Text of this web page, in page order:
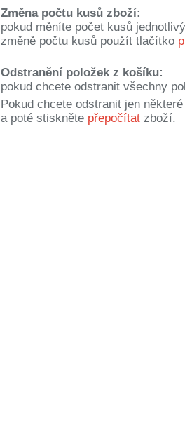
Změna počtu kusů zboží:
pokud měníte počet kusů
změně počtu kusů použít tlačítko
Odstranění položek z košíku:
pokud chcete odstranit všechny
Pokud chcete odstranit jen
a poté stiskněte přepočítat zboží.